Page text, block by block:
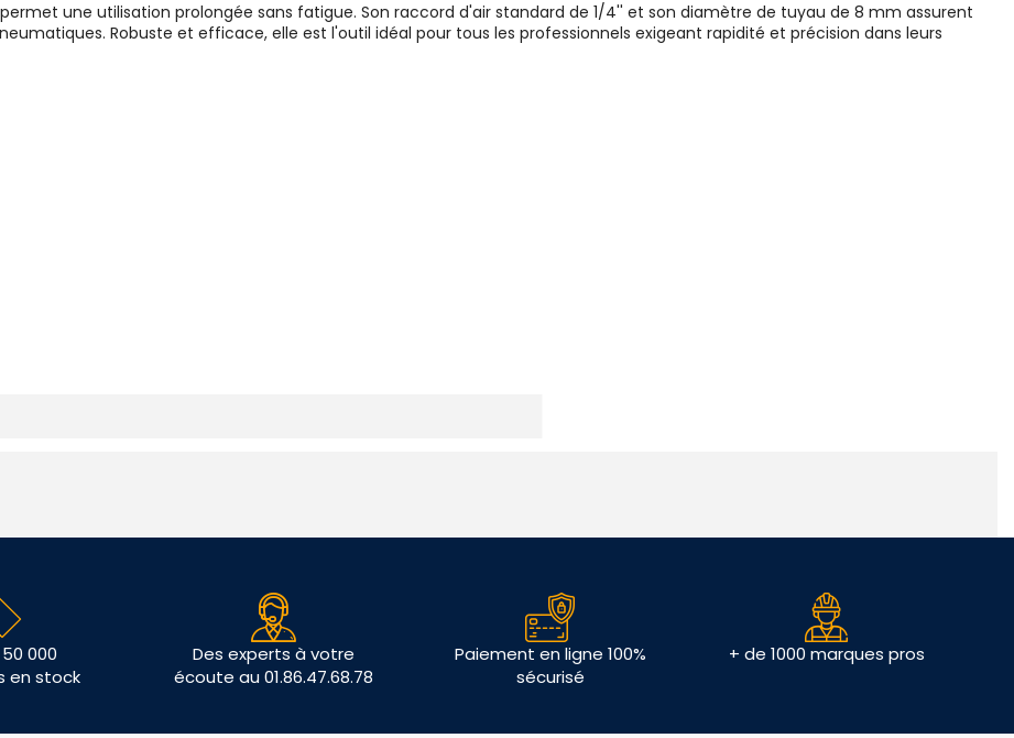
une utilisation prolongée sans fatigue. Son raccord d'air standard de 1/4'' et son diamètre de tuyau de 8 mm assurent
Robuste et efficace, elle est l'outil idéal pour tous les professionnels exigeant rapidité et précision dans leurs
000
en stock
Des experts à votre
écoute au 01.86.47.68.78
Paiement en ligne 100%
sécurisé
+ de 1000 marques pros